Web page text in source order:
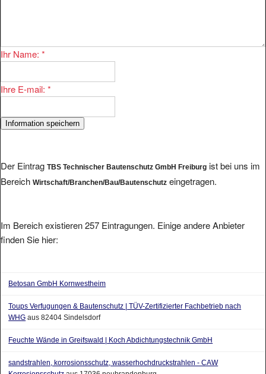
Ihr Name: *
Ihre E-mail: *
Der Eintrag TBS Technischer Bautenschutz GmbH Freiburg ist bei uns im
Bereich Wirtschaft/Branchen/Bau/Bautenschutz eingetragen.
Im Bereich existieren 257 Eintragungen. Einige andere Anbieter
finden Sie hier:
Betosan GmbH Kornwestheim
Toups Verfugungen & Bautenschutz | TÜV-Zertifizierter Fachbetrieb nach
WHG aus 82404 Sindelsdorf
Feuchte Wände in Greifswald | Koch Abdichtungstechnik GmbH
sandstrahlen, korrosionsschutz, wasserhochdruckstrahlen - CAW